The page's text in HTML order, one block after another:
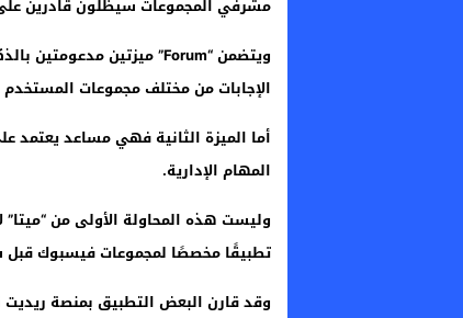
مشرفي المجموعات سيظلون قادرين على
الإجابات من مختلف مجموعات
أما الميزة الثانية فهي مساعد
المهام الإدارية.
وليست هذه المحاولة الأولى من
تطبيقًا مخصصًا لمجموعات فيسبوك قبل
وقد قارن البعض التطبيق بمنصة